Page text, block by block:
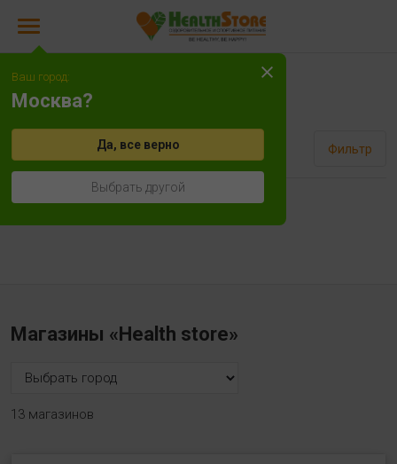
Сортировать Фильтр
Магазины «Health store»
13 магазинов
Ваш город:
Москва?
Да, все верно
Выбрать другой